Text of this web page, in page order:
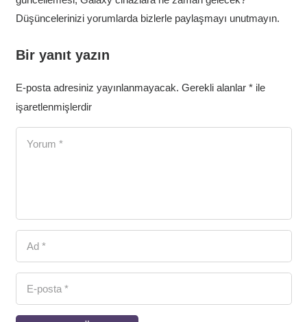
Düşüncelerinizi yorumlarda bizlerle paylaşmayı unutmayın.
Bir yanıt yazın
E-posta adresiniz yayınlanmayacak. Gerekli alanlar *ile
işaretlenmişlerdir